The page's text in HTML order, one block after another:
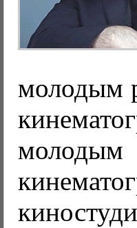
молодым